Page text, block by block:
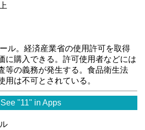
ル。経済産業省の使用許可を取得
に購入できる。許可使用者などには
等の義務が発生する。食品衛生法
用は不可とされている。
See "11" in Apps